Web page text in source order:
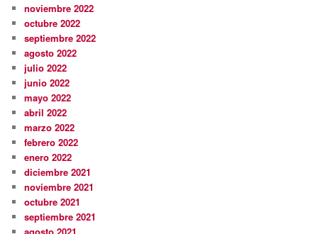
noviembre 2022
octubre 2022
septiembre 2022
agosto 2022
julio 2022
junio 2022
mayo 2022
abril 2022
marzo 2022
febrero 2022
enero 2022
diciembre 2021
noviembre 2021
octubre 2021
septiembre 2021